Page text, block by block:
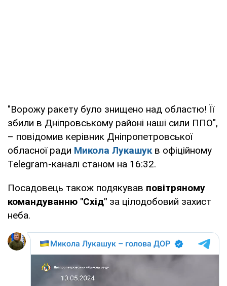
"Ворожу ракету було знищено над областю! Її
збили в Дніпровському районі наші сили ППО",
– повідомив керівник Дніпропетровської
обласної ради Микола Лукашукв офіційному
Telegram-каналі станом на 16:32.
Посадовець також подякував повітряному
командуванню "Схід" за цілодобовий захист
неба.